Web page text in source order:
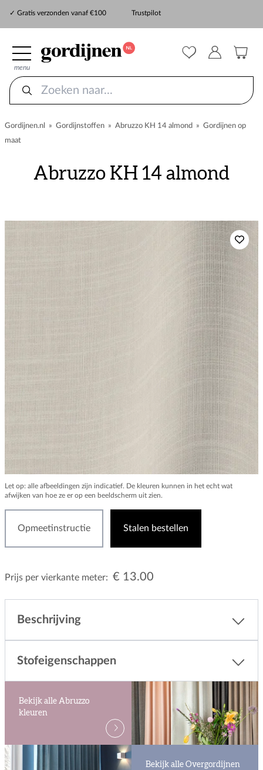
✓ Gratis verzonden vanaf €100
Trustpilot
menu
Gordijnen.nl » Gordijnstoffen » Abruzzo KH 14 almond » Gordijnen op
maat
Abruzzo KH 14 almond
Let op: alle afbeeldingen zijn indicatief. De kleuren kunnen in het echt wat
afwijken van hoe ze er op een beeldscherm uit zien.
Opmeetinstructie Stalen bestellen
Prijs per vierkante meter: € 13.00
Beschrijving
Stofeigenschappen
Bekijk alle Abruzzo
kleuren
Bekijk alle Overgordijnen